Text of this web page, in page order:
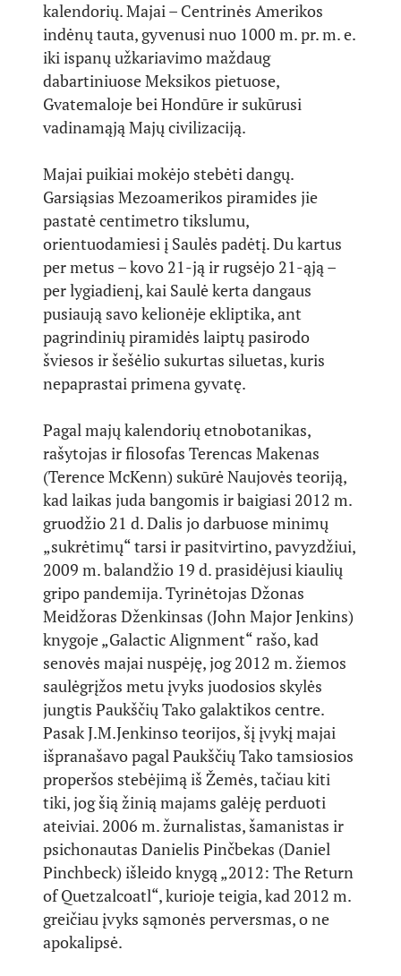
kalendorių. Majai – Centrinės Amerikos
indėnų tauta, gyvenusi nuo 1000 m. pr. m. e.
iki ispanų užkariavimo maždaug
dabartiniuose Meksikos pietuose,
Gvatemaloje bei Hondūre ir sukūrusi
vadinamąją Majų civilizaciją.
Majai puikiai mokėjo stebėti dangų.
Garsiąsias Mezoamerikos piramides jie
pastatė centimetro tikslumu,
orientuodamiesi į Saulės padėtį. Du kartus
per metus – kovo 21-ją ir rugsėjo 21-ąją –
per lygiadienį, kai Saulė kerta dangaus
pusiaują savo kelionėje ekliptika, ant
pagrindinių piramidės laiptų pasirodo
šviesos ir šešėlio sukurtas siluetas, kuris
nepaprastai primena gyvatę.
Pagal majų kalendorių etnobotanikas,
rašytojas ir filosofas Terencas Makenas
(Terence McKenn) sukūrė Naujovės teoriją,
kad laikas juda bangomis ir baigiasi 2012 m.
gruodžio 21 d. Dalis jo darbuose minimų
„sukrėtimų“ tarsi ir pasitvirtino, pavyzdžiui,
2009 m. balandžio 19 d. prasidėjusi kiaulių
gripo pandemija. Tyrinėtojas Džonas
Meidžoras Dženkinsas (John Major Jenkins)
knygoje „Galactic Alignment“ rašo, kad
senovės majai nuspėję, jog 2012 m. žiemos
saulėgrįžos metu įvyks juodosios skylės
jungtis Paukščių Tako galaktikos centre.
Pasak J.M.Jenkinso teorijos, šį įvykį majai
išpranašavo pagal Paukščių Tako tamsiosios
properšos stebėjimą iš Žemės, tačiau kiti
tiki, jog šią žinią majams galėję perduoti
ateiviai. 2006 m. žurnalistas, šamanistas ir
psichonautas Danielis Pinčbekas (Daniel
Pinchbeck) išleido knygą „2012: The Return
of Quetzalcoatl“, kurioje teigia, kad 2012 m.
greičiau įvyks sąmonės perversmas, o ne
apokalipsė.